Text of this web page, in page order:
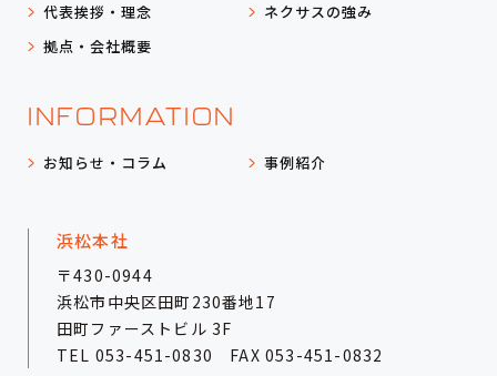
代表挨拶・理念
拠点・会社概要
ネクサスの強み
INFORMATION
お知らせ・コラム 事例紹介
浜松本社
〒430-0944
浜松市中央区田町230番地17
田町ファーストビル 3F
TEL 053-451-0830 FAX 053-451-0832